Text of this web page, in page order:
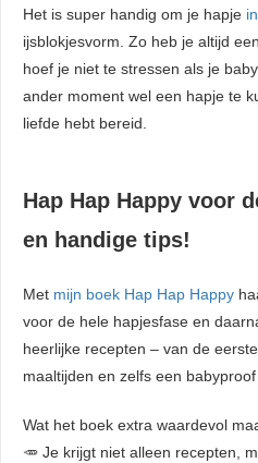
Het is super handig om je hapje
ijsblokjesvorm. Zo heb je altijd
hoef je niet te stressen als je
ander moment wel een hapje te
liefde hebt bereid.
Hap Hap Happy voor
en handige tips!
Met mijn boek Hap Hap Happy
voor de hele hapjesfase en
heerlijke recepten – van de eerste
maaltijden en zelfs een
Wat het boek extra waardevol
🥕 Je krijgt niet alleen recepten,